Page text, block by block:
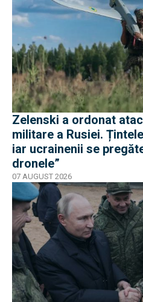
Zelenski a ordonat
militare a Rusiei.
iar ucrainenii se
dronele”
07 AUGUST 2026